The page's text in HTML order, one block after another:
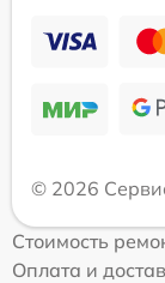
© 2026
Стоимость
Оплата и